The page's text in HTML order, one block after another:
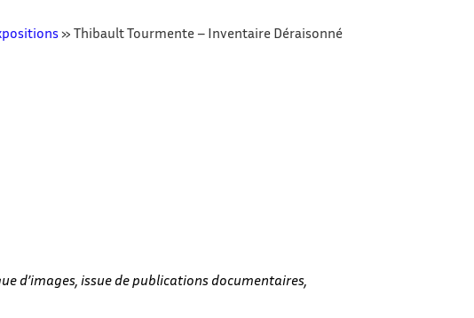
» Thibault Tourmente – Inventaire Déraisonné
d’images, issue de publications documentaires,